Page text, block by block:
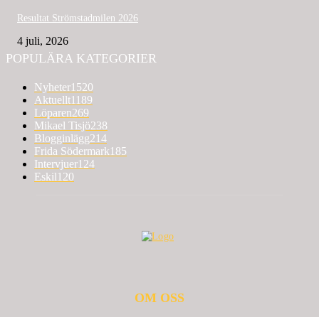
Resultat Strömstadmilen 2026
4 juli, 2026
POPULÄRA KATEGORIER
Nyheter1520
Aktuellt1189
Löparen269
Mikael Tisjö238
Blogginlägg214
Frida Södermark185
Intervjuer124
Eskil120
OM OSS